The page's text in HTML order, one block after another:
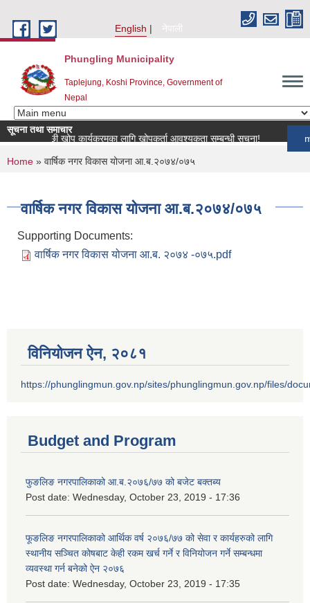
English
नेपाली
Phungling Municipality
Taplejung, Koshi Province, Government of
Nepal
सूचना तथा समाचार
पशुपन्छी खोप कार्यक्रमका लागि खोपकर्ता आवश्यकता सम्बन्धी सूचना!
You are here
Home » वार्षिक नगर विकास योजना आ.ब.२०७४/०७५
वार्षिक नगर विकास योजना आ.ब.२०७४/०७५
Supporting Documents:
वार्षिक नगर विकास योजना आ.ब. २०७४ -०७५.pdf
विनियोजन ऐन‚ २०८१
https://phunglingmun.gov.np/sites/phunglingmun.gov.np/files/
Budget and Program
फुङलिङ नगरपालिकाको आ.ब.२०७६/७७ को बजेट बक्तब्य
Post date: Wednesday, October 23, 2019 - 17:36
फूङलिङ नगरपालिकाको आर्थिक वर्ष २०७६/७७ को सेवा र कार्यहरुको लागि
स्थानीय सञ्चित कोषबाट केही रकम खर्च गर्ने र विनियोजन गर्ने सम्बन्धमा
व्यवस्था गर्न बनेको ऐन २०७६
Post date: Wednesday, October 23, 2019 - 17:35